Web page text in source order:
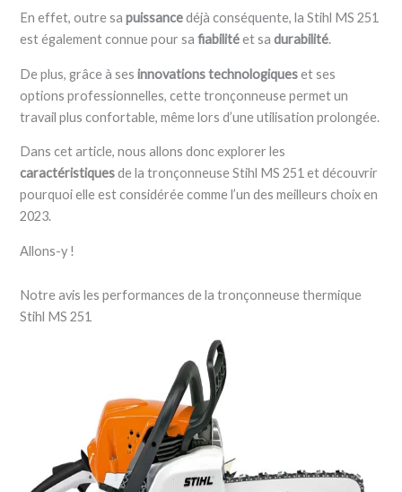
En effet, outre sa puissancedéjà conséquente, la Stihl MS 251
est également connue pour safiabilitéet sadurabilité.
De plus, grâce à ses innovations technologiqueset ses
options professionnelles, cette tronçonneuse permet un
travail plus confortable, même lors d’une utilisation prolongée.
Dans cet article, nous allons donc explorer les
caractéristiquesde la tronçonneuse Stihl MS 251 et découvrir
pourquoi elle est considérée comme l’un des meilleurs choix en
2023.
Allons-y !
Notre avis les performances de la tronçonneuse thermique
Stihl MS 251